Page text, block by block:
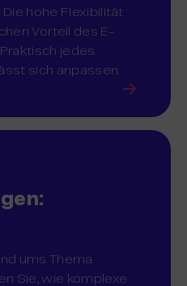
hohe Flexibilität
Vorteil des E-
jedes
sich anpassen.
ums Thema
Sie, wie komplexe